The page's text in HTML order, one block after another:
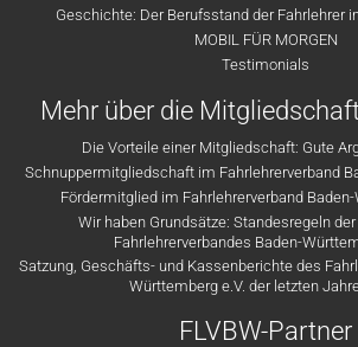
Geschichte: Der Berufsstand der Fahrlehrer
MOBIL FÜR MORGEN
Testimonials
Mehr über die
Die Vorteile einer Mitgliedschaft: Gute
Schnuppermitgliedschaft im Fahrlehrerverband
Fördermitglied im Fahrlehrerverband
Wir haben Grundsätze: Standesregeln
Fahrlehrerverbandes Baden-
Satzung, Geschäfts- und Kassenberichte des
Württemberg e.V. der letzten
FLVBW-Partner